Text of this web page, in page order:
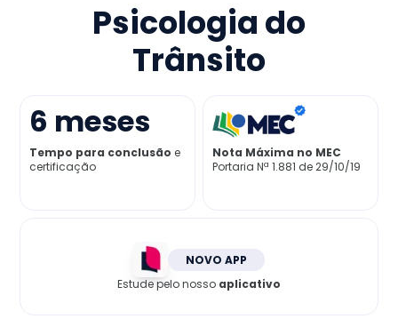
Como funciona
Credenciamento MEC
Preço
Já sou aluno
Psicologia do
Trânsito
6 meses
Tempo para conclusão e
certificação
Nota Máxima no MEC
Portaria Nª 1.881 de 29/10/19
NOVO APP
Estude pelo nosso aplicativo